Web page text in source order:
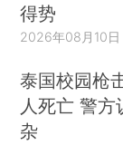
得势
2026年08月10日
泰国校园枪
人死亡 警方
杂